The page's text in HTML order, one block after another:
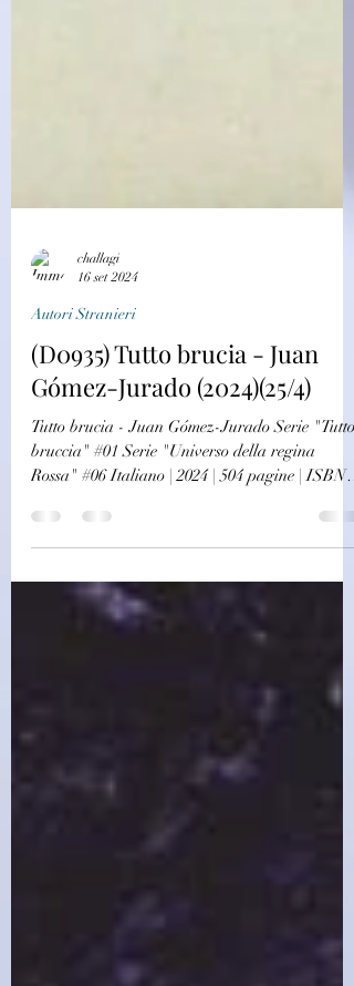
challagi
16 set 2024
Autori Stranieri
(D0935) Tutto brucia - Juan
Gómez-Jurado (2024)(25/4)
Rossa" #06 Italiano | 2024 | 504 pagine | ISBN:
9791259674616 Titolo originale: Todo arde
Traduzione: Elisa Tramontin Questa è la storia
paura. Ecco perché sono così pericolose. Aura
Reyes, la mente: fino a poco tempo fa era una
dirigente di successo, proprietaria di una
lussuosa villa e madre di due figlie me-ra-vi-
glio-se (così, scandendo bene